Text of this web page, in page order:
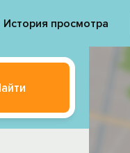
История просмотра